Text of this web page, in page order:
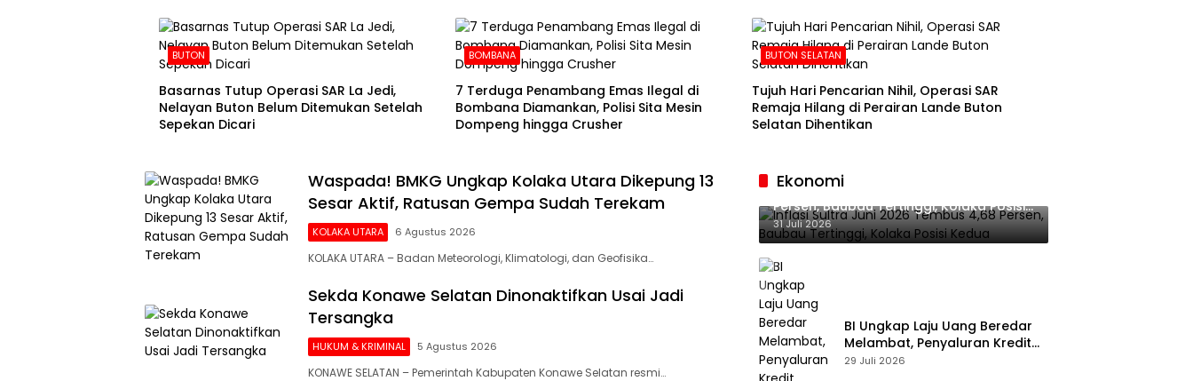
BUTON
Basarnas Tutup Operasi SAR La Jedi,
Nelayan Buton Belum Ditemukan Setelah
Sepekan Dicari
BOMBANA
7 Terduga Penambang Emas Ilegal di
Bombana Diamankan, Polisi Sita Mesin
Dompeng hingga Crusher
BUTON SELATAN
Tujuh Hari Pencarian Nihil, Operasi SAR
Remaja Hilang di Perairan Lande Buton
Selatan Dihentikan
Waspada! BMKG Ungkap Kolaka Utara Dikepung 13
Sesar Aktif, Ratusan Gempa Sudah Terekam
KOLAKA UTARA 6 Agustus 2026
KOLAKA UTARA – Badan Meteorologi, Klimatologi, dan Geofisika…
Sekda Konawe Selatan Dinonaktifkan Usai Jadi
Tersangka
HUKUM & KRIMINAL 5 Agustus 2026
KONAWE SELATAN – Pemerintah Kabupaten Konawe Selatan resmi…
Ekonomi
Inflasi Sultra Juni 2026 Tembus 4,68
Persen, Baubau Tertinggi, Kolaka Posisi
Kedua
31 Juli 2026
BI Ungkap Laju Uang Beredar
Melambat, Penyaluran Kredit
Perbankan Meningkat
29 Juli 2026